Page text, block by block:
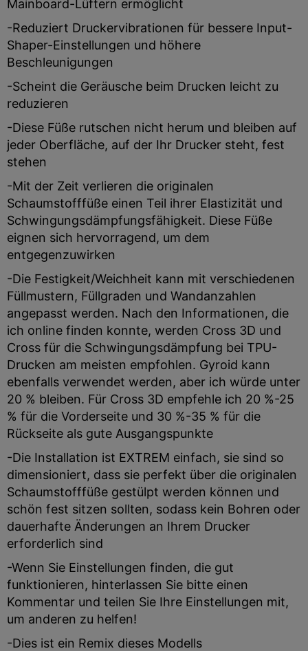
Mainboard-Lüftern ermöglicht
-Reduziert Druckervibrationen für bessere Input-
Shaper-Einstellungen und höhere
Beschleunigungen
-Scheint die Geräusche beim Drucken leicht zu
reduzieren
-Diese Füße rutschen nicht herum und bleiben auf
jeder Oberfläche, auf der Ihr Drucker steht, fest
stehen
-Mit der Zeit verlieren die originalen
Schaumstofffüße einen Teil ihrer Elastizität und
Schwingungsdämpfungsfähigkeit. Diese Füße
eignen sich hervorragend, um dem
entgegenzuwirken
-Die Festigkeit/Weichheit kann mit verschiedenen
Füllmustern, Füllgraden und Wandanzahlen
angepasst werden. Nach den Informationen, die
ich online finden konnte, werden Cross 3D und
Cross für die Schwingungsdämpfung bei TPU-
Drucken am meisten empfohlen. Gyroid kann
ebenfalls verwendet werden, aber ich würde unter
20 % bleiben. Für Cross 3D empfehle ich 20 %-25
% für die Vorderseite und 30 %-35 % für die
Rückseite als gute Ausgangspunkte
-Die Installation ist EXTREM einfach, sie sind so
dimensioniert, dass sie perfekt über die originalen
Schaumstofffüße gestülpt werden können und
schön fest sitzen sollten, sodass kein Bohren oder
dauerhafte Änderungen an Ihrem Drucker
erforderlich sind
-Wenn Sie Einstellungen finden, die gut
funktionieren, hinterlassen Sie bitte einen
Kommentar und teilen Sie Ihre Einstellungen mit,
um anderen zu helfen!
-Dies ist ein Remix dieses Modells